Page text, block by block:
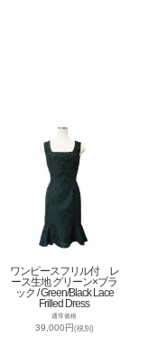
ワンピースフリル付 レ
ース生地 グリーン×ブラ
ック / Green/Black Lace
Frilled Dress
通常価格
39,000円(税別)